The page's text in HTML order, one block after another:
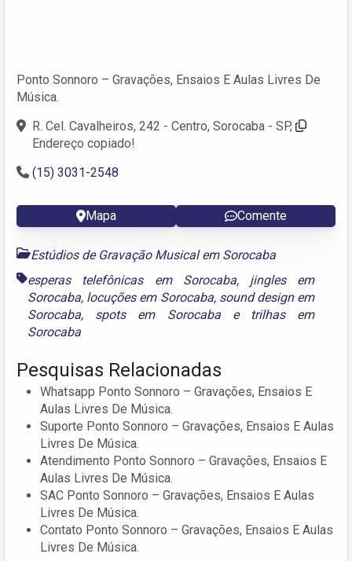
Ponto Sonnoro – Gravações, Ensaios E Aulas Livres De
Música.
R. Cel. Cavalheiros, 242 - Centro, Sorocaba - SP,
Endereço copiado!
(15) 3031-2548
Mapa Comente
Estúdios de Gravação Musical em Sorocaba
esperas telefônicas em Sorocaba, jingles em
Sorocaba, locuções em Sorocaba, sound design em
Sorocaba, spots em Sorocabae trilhas em
Sorocaba
Pesquisas Relacionadas
Whatsapp Ponto Sonnoro – Gravações, Ensaios E
Aulas Livres De Música.
Suporte Ponto Sonnoro – Gravações, Ensaios E Aulas
Livres De Música.
Atendimento Ponto Sonnoro – Gravações, Ensaios E
Aulas Livres De Música.
SAC Ponto Sonnoro – Gravações, Ensaios E Aulas
Livres De Música.
Contato Ponto Sonnoro – Gravações, Ensaios E Aulas
Livres De Música.